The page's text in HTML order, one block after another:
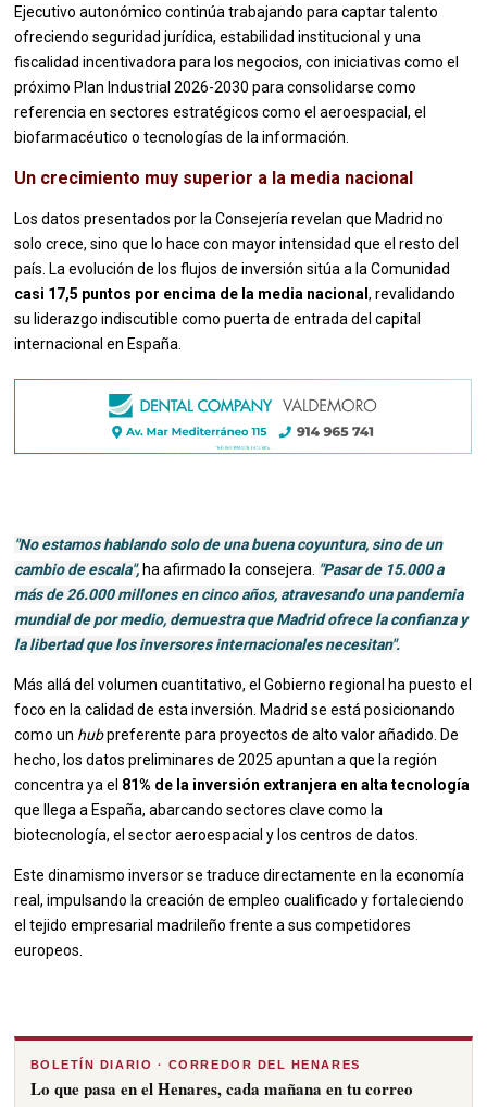
Ejecutivo autonómico continúa trabajando para captar talento
ofreciendo seguridad jurídica, estabilidad institucional y una
fiscalidad incentivadora para los negocios, con iniciativas como el
próximo Plan Industrial 2026-2030 para consolidarse como
referencia en sectores estratégicos como el aeroespacial, el
biofarmacéutico o tecnologías de la información.
Un crecimiento muy superior a la media nacional
Los datos presentados por la Consejería revelan que Madrid no
solo crece, sino que lo hace con mayor intensidad que el resto del
país. La evolución de los flujos de inversión sitúa a la Comunidad
casi 17,5 puntos por encima de la media nacional, revalidando
su liderazgo indiscutible como puerta de entrada del capital
internacional en España.
"No estamos hablando solo de una buena coyuntura, sino de un
cambio de escala", ha afirmado la consejera. "Pasar de 15.000 a
más de 26.000 millones en cinco años, atravesando una pandemia
mundial de por medio, demuestra que Madrid ofrece la confianza y
la libertad que los inversores internacionales necesitan".
Más allá del volumen cuantitativo, el Gobierno regional ha puesto el
foco en la calidad de esta inversión. Madrid se está posicionando
como un hubpreferente para proyectos de alto valor añadido. De
hecho, los datos preliminares de 2025 apuntan a que la región
concentra ya el 81% de la inversión extranjera en alta tecnología
que llega a España, abarcando sectores clave como la
biotecnología, el sector aeroespacial y los centros de datos.
Este dinamismo inversor se traduce directamente en la economía
real, impulsando la creación de empleo cualificado y fortaleciendo
el tejido empresarial madrileño frente a sus competidores
europeos.
BOLETÍN DIARIO · CORREDOR DEL HENARES
Lo que pasa en el Henares, cada mañana en tu correo